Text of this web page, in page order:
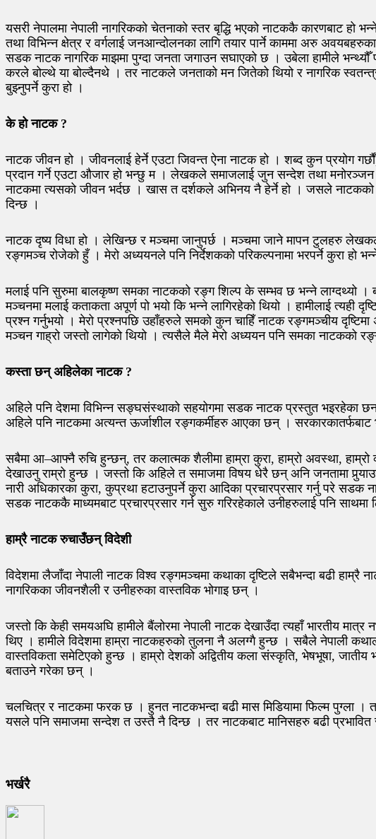
यसरी नेपालमा नेपाली नागरिकको चेतनाको स्तर बृद्धि भएको नाटककै कारणबाट
तथा विभिन्न क्षेत्र र वर्गलाई जनआन्दोलनका लागि तयार पार्ने काममा अरु
सडक नाटक नागरिक माझमा पुग्दा जनता जगाउन सघाएको छ । उबेला हामीले
करले बोल्थे या बोल्दैनथे । तर नाटकले जनताको मन जितेको थियो र नागरिक
बुझ्नुपर्ने कुरा हो ।
के हो नाटक ?
नाटक जीवन हो । जीवनलाई हेर्ने एउटा जिवन्त ऐना नाटक हो । शब्द कुन प्रयोग
प्रदान गर्ने एउटा औजार हो भन्छु म । लेखकले समाजलाई जुन सन्देश तथा मनोरञ्जन
नाटकमा त्यसको जीवन भर्दछ । खास त दर्शकले अभिनय नै हेर्ने हो । जसले
दिन्छ ।
नाटक दृष्य विधा हो । लेखिन्छ र मञ्चमा जानुपर्छ । मञ्चमा जाने मापन टुलहरु
रङ्गमञ्च रोजेको हुँ । मेरो अध्ययनले पनि निर्देशकको परिकल्पनामा भरपर्ने कुरा हो
मलाई पनि सुरुमा बालकृष्ण समका नाटकको रङ्ग शिल्प के सम्भव छ भन्ने लाग्दथ्यो
मञ्चनमा मलाई कताकता अपूर्ण पो भयो कि भन्ने लागिरहेको थियो । हामीलाई त्यही
प्रश्न गर्नुभयो । मेरो प्रश्नपछि उहाँहरुले समको कुन चाहिँ नाटक रङ्गमञ्चीय
मञ्चन गाह्रो जस्तो लागेको थियो । त्यसैले मैले मेरो अध्ययन पनि समका नाटकको
कस्ता छन् अहिलेका नाटक ?
अहिले पनि देशमा विभिन्न सङ्घसंस्थाको सहयोगमा सडक नाटक प्रस्तुत भइरहेका
अहिले पनि नाटकमा अत्यन्त ऊर्जाशील रङ्गकर्मीहरु आएका छन् ।
सबैमा आ–आफ्नै रुचि हुन्छन्, तर कलात्मक शैलीमा हाम्रा कुरा, हाम्रो अवस्था, हाम्रो
देखाउनु राम्रो हुन्छ । जस्तो कि अहिले त समाजमा विषय धेरै छन् अनि जनतामा
नारी अधिकारका कुरा, कुप्रथा हटाउनुपर्ने कुरा आदिका प्रचारप्रसार गर्नु परे सडक
सडक नाटककै माध्यमबाट प्रचारप्रसार गर्न सुरु गरिरहेकाले उनीहरुलाई पनि साथमा
हाम्रै नाटक रुचाउँछन् विदेशी
विदेशमा लैजाँदा नेपाली नाटक विश्व रङ्गमञ्चमा कथाका दृष्टिले सबैभन्दा बढी
नागरिकका जीवनशैली र उनीहरुका वास्तविक भोगाइ छन् ।
जस्तो कि केही समयअघि हामीले बैंलोरमा नेपाली नाटक देखाउँदा त्यहाँ भारतीय
थिए । हामीले विदेशमा हाम्रा नाटकहरुको तुलना नै अलग्गै हुन्छ । सबैले नेपाली
वास्तविकता समेटिएको हुन्छ । हाम्रो देशको अद्वितीय कला संस्कृति, भेषभूषा,
बताउने गरेका छन् ।
चलचित्र र नाटकमा फरक छ । हुनत नाटकभन्दा बढी मास मिडियामा फिल्म पुग्ला ।
यसले पनि समाजमा सन्देश त उस्तै नै दिन्छ । तर नाटकबाट मानिसहरु बढी प्रभावित
भर्खरै